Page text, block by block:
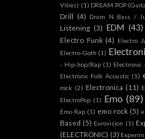
Vibes) (1) DREAM POP
Drill (4) Drum N Bass /
Listening (3) EDM (43)
Electro Funk (4) Electro
Electro-Goth (1)
- Hip-hop/Rap (1) Electronic
Electronic Folk Acoustic (1)
rock (2) Electronica (11)
ElectroPop (1) Emo (89)
Emo Rap (1) emo rock (5)
Based (5) Eurovision (1)
(ELECTRONIC) (3)